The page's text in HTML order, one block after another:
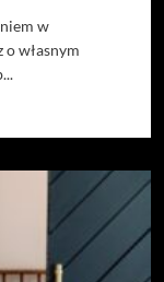
w
własnym